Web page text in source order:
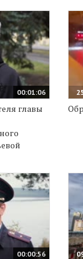
00:01:06
главы
00:00:56